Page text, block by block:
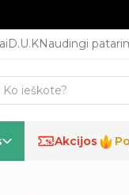
D.U.KNaudingi
% Akcijos